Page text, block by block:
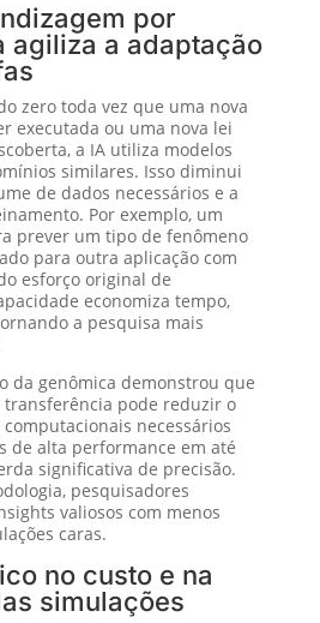
por
agiliza a adaptação
zero toda vez que uma nova
executada ou uma nova lei
a IA utiliza modelos
similares. Isso diminui
de dados necessários e a
Por exemplo, um
prever um tipo de fenômeno
para outra aplicação com
esforço original de
economiza tempo,
a pesquisa mais
da genômica demonstrou que
pode reduzir o
necessários
de alta performance em até
significativa de precisão.
pesquisadores
valiosos com menos
caras.
no custo e na
simulações